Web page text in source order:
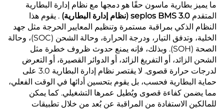
ما يميز بطارية ماسون حقًا هو دمجها مع نظام إدارة البطارية
المتقدم seplos BMS 3.0 (نظام إدارة البطارية)
. يقوم هذا
النظام الذكي بمراقبة مستمرة وتنظيم المعايير الحرجة مثل جهد
الخلية، وتدفق التيار، ودرجة الحرارة، وحالة الشحن (SOC)، وحالة
الصحة (SOH). وبذلك، فإنه يمنع حدوث ظروف خطرة مثل
الشحن الزائد، أو التفريغ الزائد، أو الدوائر القصيرة، أو التعرض
لدرجات حرارة قصوى. لا يقتصر نظام إدارة البطارية 3.0 على
حماية البطارية فحسب، بل يقوم بتحسين أدائها في الوقت الفعلي،
مما يضمن كفاءة قصوى ويُطيل عمرها التشغيلي. كما يمكن
للمالكين الاستفادة من المراقبة عن بُعد من خلال تطبيقات